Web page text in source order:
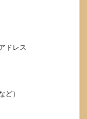
ドレス
ど）